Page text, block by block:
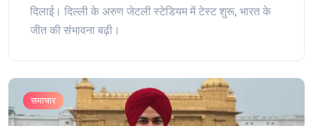
दिलाई। दिल्ली के अरुण जेटली स्टेडियम में टेस्ट शुरू, भारत के
जीत की संभावना बढ़ी।
समाचार